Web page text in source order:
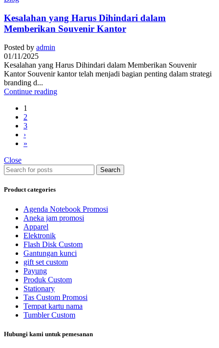
Kesalahan yang Harus Dihindari dalam
Memberikan Souvenir Kantor
Posted by admin
01/11/2025
Kesalahan yang Harus Dihindari dalam Memberikan Souvenir
Kantor Souvenir kantor telah menjadi bagian penting dalam strategi
branding d...
Continue reading
1
2
3
›
»
Close
Search
Product categories
Agenda Notebook Promosi
Aneka jam promosi
Apparel
Elektronik
Flash Disk Custom
Gantungan kunci
gift set custom
Payung
Produk Custom
Stationary
Tas Custom Promosi
Tempat kartu nama
Tumbler Custom
Hubungi kami untuk pemesanan